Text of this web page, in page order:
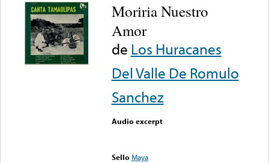
Moriria Nuestro
Amor
de Los Huracanes
Del Valle De Romulo
Sanchez
Audio excerpt
Sello Maya